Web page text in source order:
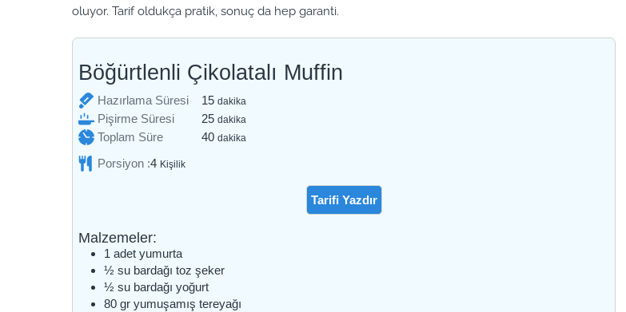
oluyor. Tarif oldukça pratik, sonuç da hep garanti.
Böğürtlenli Çikolatalı Muffin
Hazırlama Süresi 15dakika
dakika
Pişirme Süresi 25dakika
dakika
Toplam Süre 40dakika
dakika
Porsiyon :4 Kişilik
Tarifi Yazdır
Malzemeler:
1 adet yumurta
½su bardağı toz şeker
½su bardağı yoğurt
80 gr yumuşamış tereyağı